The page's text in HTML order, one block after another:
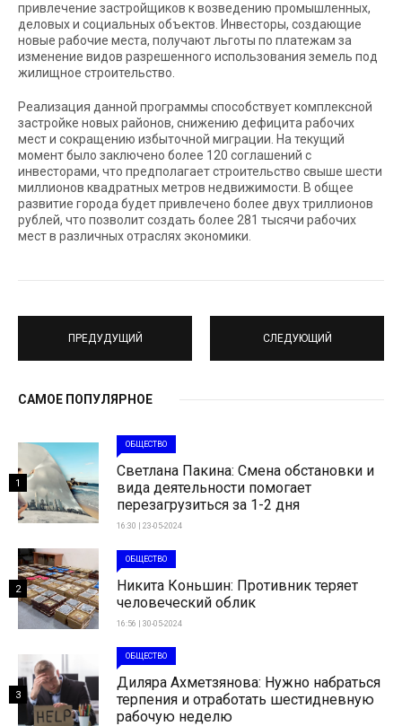
привлечение застройщиков к возведению промышленных,
деловых и социальных объектов. Инвесторы, создающие
новые рабочие места, получают льготы по платежам за
изменение видов разрешенного использования земель под
жилищное строительство.
Реализация данной программы способствует комплексной
застройке новых районов, снижению дефицита рабочих
мест и сокращению избыточной миграции. На текущий
момент было заключено более 120 соглашений с
инвесторами, что предполагает строительство свыше шести
миллионов квадратных метров недвижимости. В общее
развитие города будет привлечено более двух триллионов
рублей, что позволит создать более 281 тысячи рабочих
мест в различных отраслях экономики.
ПРЕДУДУЩИЙ СЛЕДУЮЩИЙ
САМОЕ ПОПУЛЯРНОЕ
ОБЩЕСТВО
Светлана Пакина: Смена обстановки и
вида деятельности помогает
перезагрузиться за 1-2 дня
16:30 | 23-05-2024
1
ОБЩЕСТВО
Никита Коньшин: Противник теряет
человеческий облик
16:56 | 30-05-2024
2
ОБЩЕСТВО
Диляра Ахметзянова: Нужно набраться
терпения и отработать шестидневную
рабочую неделю
3